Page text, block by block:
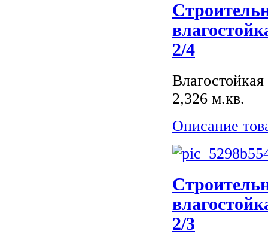
2/4
2,326 м.кв.
Описание
2/3